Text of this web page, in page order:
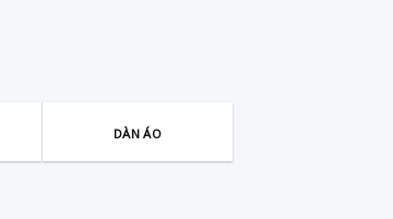
DÀN ÁO